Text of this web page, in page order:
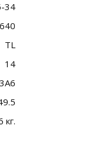
34
TL
14
кг.